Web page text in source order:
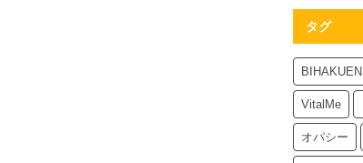
タグ
BIHAKUEN
VitalMe
オパシー